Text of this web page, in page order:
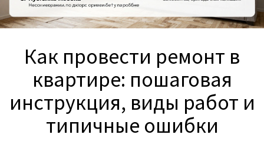
Как провести ремонт в
квартире: пошаговая
инструкция, виды работ и
типичные ошибки